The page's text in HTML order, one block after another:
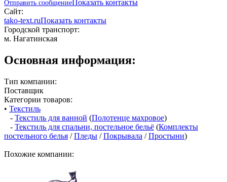
Отправить сообщение Показать контакты
Сайт:
tako-text.ruПоказать контакты
Городской транспорт:
м. Нагатинская
Основная информация:
Тип компании:
Поставщик
Категории товаров:
• Текстиль
- Текстиль для ванной (Полотенце махровое)
- Текстиль для спальни, постельное бельё (Комплекты
постельного белья /Пледы /Покрывала /Простыни)
Похожие компании: